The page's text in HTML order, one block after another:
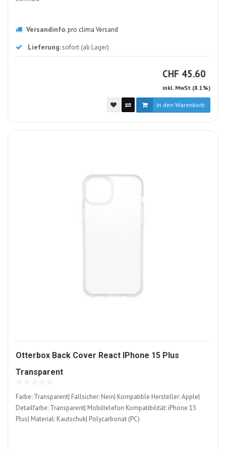
Versandinfo:pro clima Versand
Lieferung: sofort (ab Lager)
CHF CHF
45.60
inkl. MwSt (8.1%)
In den Warenkorb
Otterbox Back Cover React IPhone 15 Plus
Transparent1599364-
Farbe: Transparent| Fallsicher: Nein| Kompatible Hersteller: Apple|
Detailfarbe: Transparent| Mobiltelefon Kompatibilität: iPhone 15
Plus| Material: Kautschuk| Polycarbonat (PC)